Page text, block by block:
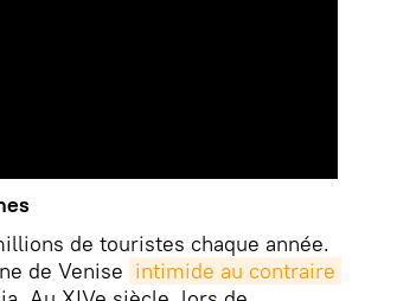
de touristes chaque année.
de Venise intimide au contraire